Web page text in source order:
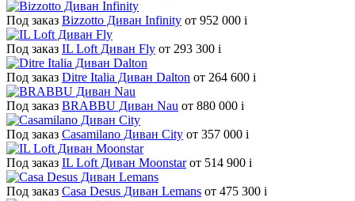
Под заказ Bizzotto Диван Infinity от 952 000 i
Под заказ IL Loft Диван Fly от 293 300 i
Под заказ Ditre Italia Диван Dalton от 264 600 i
Под заказ BRABBU Диван Nau от 880 000 i
Под заказ Casamilano Диван City от 357 000 i
Под заказ IL Loft Диван Moonstar от 514 900 i
Под заказ Casa Desus Диван Lemans от 475 300 i